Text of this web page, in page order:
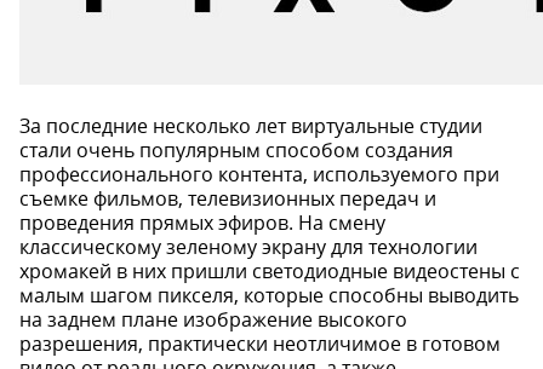
За последние несколько лет виртуальные студии
стали очень популярным способом создания
профессионального контента, используемого при
съемке фильмов, телевизионных передач и
проведения прямых эфиров. На смену
классическому зеленому экрану для технологии
хромакей в них пришли светодиодные видеостены с
малым шагом пикселя, которые способны выводить
на заднем плане изображение высокого
разрешения, практически неотличимое в готовом